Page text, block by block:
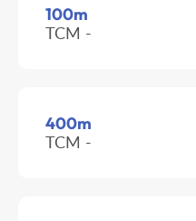
100m
TCM -
400m
TCM -